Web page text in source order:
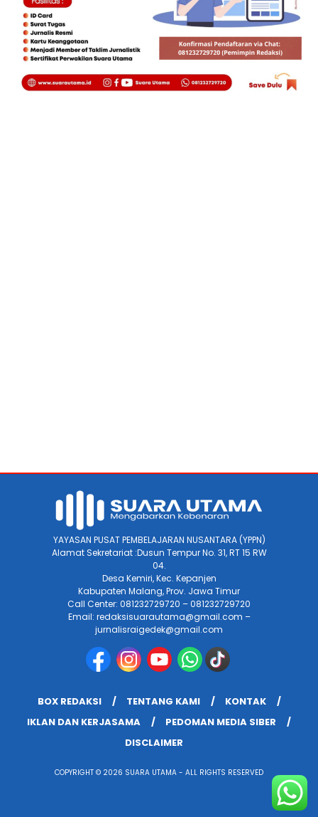
YAYASAN PUSAT PEMBELAJARAN NUSANTARA (YPPN)
Alamat Sekretariat :Dusun Tempur No. 31, RT 15 RW
04.
Desa Kemiri, Kec. Kepanjen
Kabupaten Malang, Prov. Jawa Timur
Call Center: 081232729720 – 081232729720
Email: redaksisuarautama@gmail.com –
jurnalisraigedek@gmail.com
BOX REDAKSI TENTANG KAMI
KONTAK
IKLAN DAN KERJASAMA
PEDOMAN MEDIA SIBER
DISCLAIMER
COPYRIGHT © 2026 SUARA UTAMA - ALL RIGHTS RESERVED